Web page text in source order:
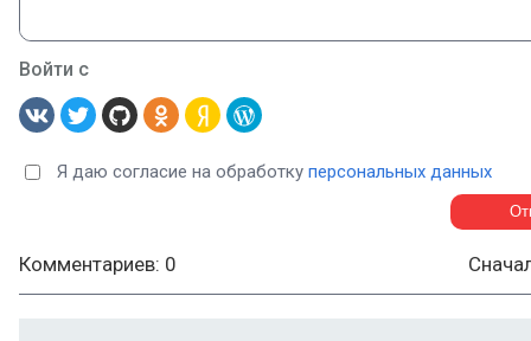
Войти с
Я даю согласие на обработку персональных данных
Комментариев: 0